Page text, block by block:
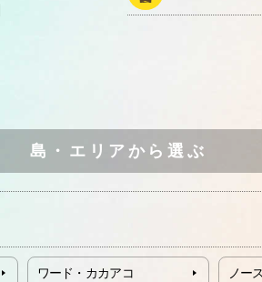
島・エリアから選ぶ
ワード・カカアコ ノー